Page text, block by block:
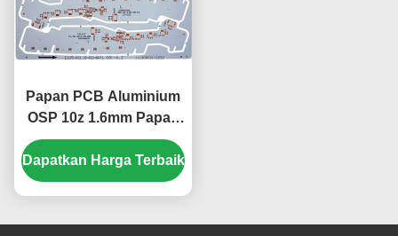
Papan PCB Aluminium
OSP 10z 1.6mm Papan
Sirkuit Cetak Aluminium
Dapatkan Harga Terbaik